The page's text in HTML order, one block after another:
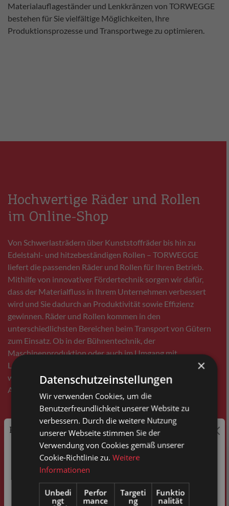
Materialauflageständer und Lenkkränzen von TORWEGGE
bestehen für Sie vielfältige Möglichkeiten, Ihre
Produktionsprozesse und Transportwege zu optimieren.
Hochwertige Räder und Rollen
im Online-Shop
Von Schwerlasträdern über Kunststoffräder bis hin zu
Edelstahl- und hitzebeständigen Rollen – TORWEGGE
liefert die passenden Räder und Rollen für Ihren Betrieb.
Mithilfe von innovativer Fördertechnik sorgen wir dafür,
dass der Materialfluss in Ihrem Unternehmen verbessert
wird und Sie dadurch an Produktivität sowie Effizienz
gewinnen. Räder und Rollen kommen in den
unterschiedlichsten Bereichen beim Transport von Gütern
zum Einsatz. Ob in der Bühnentechnik, der
Maschinenproduktion oder auch im Umgang mit
Lebensmitteln, wobei strengste Hygienevorgaben beachtet
werden müssen – Räder und Rollen werden in zahlreichen
Ausführungen benötigt.
Deshalb bietet TORWEGGE seinen Kunden ein großes
Sortiment an Rollen und Rädern, die all Ihren Ansprüchen
gerecht werden. Unser Angebot reicht von schonenden
Vollgummireifen über besonders hitzebeständige Räder bis
hin zu elektrisch leitfähigen Rollen. So bieten wir Ihnen eine
attraktive Auswahl an passenden Produkten mit
Preisauszeichnung
Privatkunden können Preise mit MwSt. (brutto) und
Geschäftskunden Preise ohne MwSt. (netto) angezeigt
werden.
Bitte wählen Sie Ihre bevorzugte Einstellung:
×
Datenschutzeinstellungen
Wir verwenden Cookies, um die
Benutzerfreundlichkeit unserer Website zu
verbessern. Durch die weitere Nutzung
unserer Webseite stimmen Sie der
Verwendung von Cookies gemäß unserer
Cookie-Richtlinie zu.Weitere
Informationen
Unbedi
ngt
Perfor
mance
Targeti
ng
Funktio
nalität